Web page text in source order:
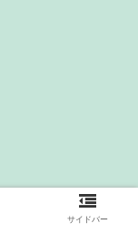
サイドバー